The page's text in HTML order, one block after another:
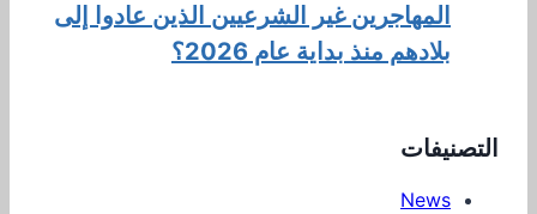
المهاجرين غير الشرعيين الذين عادوا إلى
بلادهم منذ بداية عام 2026؟
التصنيفات
News